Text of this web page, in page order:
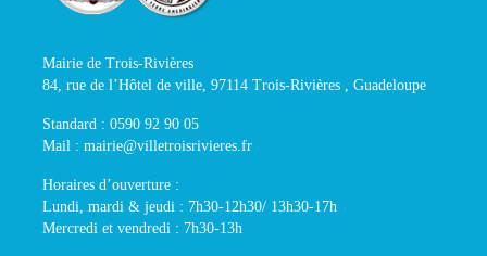
Mairie de Trois-Rivières
84, rue de l’Hôtel de ville, 97114 Trois-Rivières , Guadeloupe
Standard : 0590 92 90 05
Mail : mairie@villetroisrivieres.fr
Horaires d’ouverture :
Lundi, mardi & jeudi : 7h30-12h30/ 13h30-17h
Mercredi et vendredi : 7h30-13h